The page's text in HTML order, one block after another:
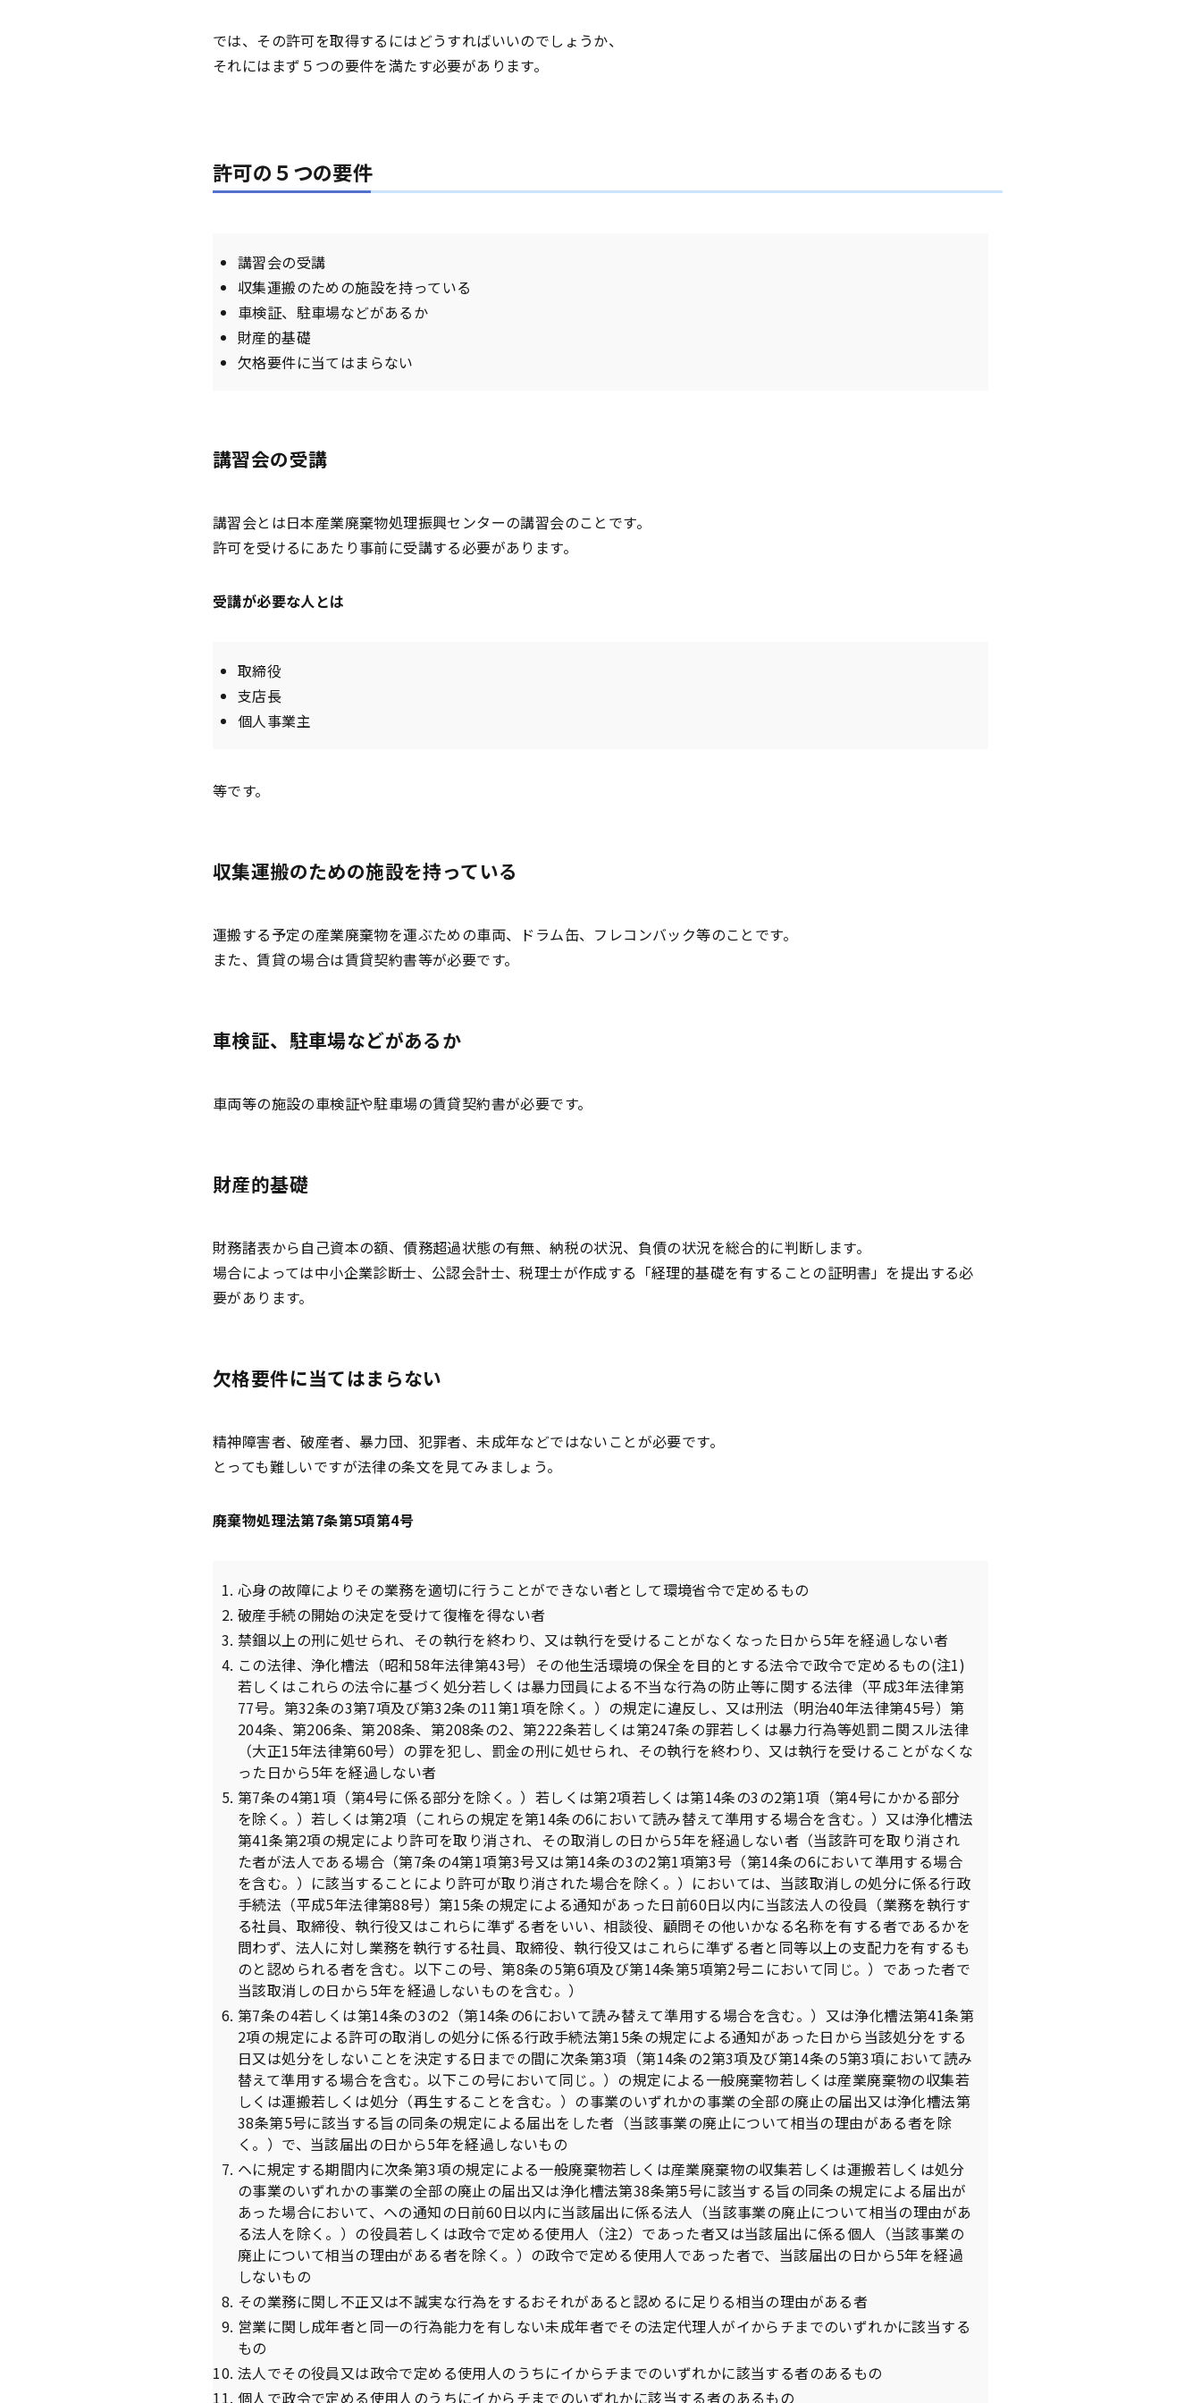
では、その許可を取得するにはどうすればいいのでしょうか、
それにはまず５つの要件を満たす必要があります。
許可の５つの要件
講習会の受講
収集運搬のための施設を持っている
車検証、駐車場などがあるか
財産的基礎
欠格要件に当てはまらない
講習会の受講
講習会とは日本産業廃棄物処理振興センターの講習会のことです。
許可を受けるにあたり事前に受講する必要があります。
受講が必要な人とは
取締役
支店長
個人事業主
等です。
収集運搬のための施設を持っている
運搬する予定の産業廃棄物を運ぶための車両、ドラム缶、フレコンバック等のことです。
また、賃貸の場合は賃貸契約書等が必要です。
車検証、駐車場などがあるか
車両等の施設の車検証や駐車場の賃貸契約書が必要です。
財産的基礎
財務諸表から自己資本の額、債務超過状態の有無、納税の状況、負債の状況を総合的に判断します。
場合によっては中小企業診断士、公認会計士、税理士が作成する「経理的基礎を有することの証明書」を提出する必
要があります。
欠格要件に当てはまらない
精神障害者、破産者、暴力団、犯罪者、未成年などではないことが必要です。
とっても難しいですが法律の条文を見てみましょう。
廃棄物処理法第7条第5項第4号
心身の故障によりその業務を適切に行うことができない者として環境省令で定めるもの
破産手続の開始の決定を受けて復権を得ない者
禁錮以上の刑に処せられ、その執行を終わり、又は執行を受けることがなくなった日から5年を経過しない者
この法律、浄化槽法（昭和58年法律第43号）その他生活環境の保全を目的とする法令で政令で定めるもの(注1)
若しくはこれらの法令に基づく処分若しくは暴力団員による不当な行為の防止等に関する法律（平成3年法律第
77号。第32条の3第7項及び第32条の11第1項を除く。）の規定に違反し、又は刑法（明治40年法律第45号）第
204条、第206条、第208条、第208条の2、第222条若しくは第247条の罪若しくは暴力行為等処罰ニ関スル法律
（大正15年法律第60号）の罪を犯し、罰金の刑に処せられ、その執行を終わり、又は執行を受けることがなくな
った日から5年を経過しない者
第7条の4第1項（第4号に係る部分を除く。）若しくは第2項若しくは第14条の3の2第1項（第4号にかかる部分
を除く。）若しくは第2項（これらの規定を第14条の6において読み替えて準用する場合を含む。）又は浄化槽法
第41条第2項の規定により許可を取り消され、その取消しの日から5年を経過しない者（当該許可を取り消され
た者が法人である場合（第7条の4第1項第3号又は第14条の3の2第1項第3号（第14条の6において準用する場合
を含む。）に該当することにより許可が取り消された場合を除く。）においては、当該取消しの処分に係る行政
手続法（平成5年法律第88号）第15条の規定による通知があった日前60日以内に当該法人の役員（業務を執行す
る社員、取締役、執行役又はこれらに準ずる者をいい、相談役、顧問その他いかなる名称を有する者であるかを
問わず、法人に対し業務を執行する社員、取締役、執行役又はこれらに準ずる者と同等以上の支配力を有するも
のと認められる者を含む。以下この号、第8条の5第6項及び第14条第5項第2号ニにおいて同じ。）であった者で
当該取消しの日から5年を経過しないものを含む。）
第7条の4若しくは第14条の3の2（第14条の6において読み替えて準用する場合を含む。）又は浄化槽法第41条第
2項の規定による許可の取消しの処分に係る行政手続法第15条の規定による通知があった日から当該処分をする
日又は処分をしないことを決定する日までの間に次条第3項（第14条の2第3項及び第14条の5第3項において読み
替えて準用する場合を含む。以下この号において同じ。）の規定による一般廃棄物若しくは産業廃棄物の収集若
しくは運搬若しくは処分（再生することを含む。）の事業のいずれかの事業の全部の廃止の届出又は浄化槽法第
38条第5号に該当する旨の同条の規定による届出をした者（当該事業の廃止について相当の理由がある者を除
く。）で、当該届出の日から5年を経過しないもの
ヘに規定する期間内に次条第3項の規定による一般廃棄物若しくは産業廃棄物の収集若しくは運搬若しくは処分
の事業のいずれかの事業の全部の廃止の届出又は浄化槽法第38条第5号に該当する旨の同条の規定による届出が
あった場合において、ヘの通知の日前60日以内に当該届出に係る法人（当該事業の廃止について相当の理由があ
る法人を除く。）の役員若しくは政令で定める使用人（注2）であった者又は当該届出に係る個人（当該事業の
廃止について相当の理由がある者を除く。）の政令で定める使用人であった者で、当該届出の日から5年を経過
しないもの
その業務に関し不正又は不誠実な行為をするおそれがあると認めるに足りる相当の理由がある者
営業に関し成年者と同一の行為能力を有しない未成年者でその法定代理人がイからチまでのいずれかに該当する
もの
法人でその役員又は政令で定める使用人のうちにイからチまでのいずれかに該当する者のあるもの
個人で政令で定める使用人のうちにイからチまでのいずれかに該当する者のあるもの